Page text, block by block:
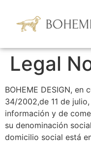
Legal
BOHEME DESIGN, en
34/2002,de 11 de
información y de
su denominación
domicilio social está